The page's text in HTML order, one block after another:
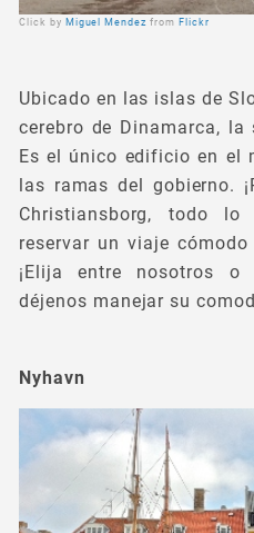
Click by Miguel Mendezfrom Flickr
Ubicado en las islas de
cerebro de Dinamarca, la
Es el único edificio en el
las ramas del gobierno.
Christiansborg, todo
reservar un viaje
¡Elija entre nosotros o
déjenos manejar su
Nyhavn